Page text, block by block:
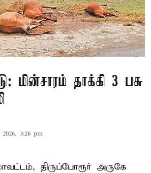
மின்சாரம் தாக்கி 3 பசு
3:26 pm
திருப்போரூர் அருகே